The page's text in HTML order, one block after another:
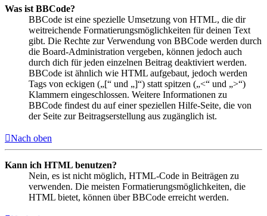
Was ist BBCode?
BBCode ist eine spezielle Umsetzung von HTML, die dir
weitreichende Formatierungsmöglichkeiten für deinen Text
gibt. Die Rechte zur Verwendung von BBCode werden durch
die Board-Administration vergeben, können jedoch auch
durch dich für jeden einzelnen Beitrag deaktiviert werden.
BBCode ist ähnlich wie HTML aufgebaut, jedoch werden
Tags von eckigen („[“ und „]“) statt spitzen („<“ und „>“)
Klammern eingeschlossen. Weitere Informationen zu
BBCode findest du auf einer speziellen Hilfe-Seite, die von
der Seite zur Beitragserstellung aus zugänglich ist.
Nach oben
Kann ich HTML benutzen?
Nein, es ist nicht möglich, HTML-Code in Beiträgen zu
verwenden. Die meisten Formatierungsmöglichkeiten, die
HTML bietet, können über BBCode erreicht werden.